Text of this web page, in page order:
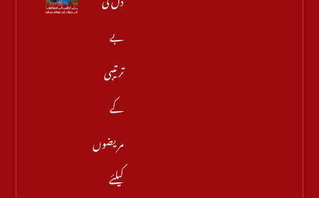
بے
ترتیبی
کے
مریضوں
کیلئے